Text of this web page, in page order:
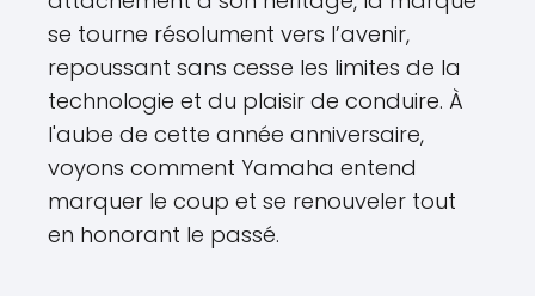
se tourne résolument vers l’avenir,
repoussant sans cesse les limites de la
technologie et du plaisir de conduire. À
l'aube de cette année anniversaire,
voyons comment Yamaha entend
marquer le coup et se renouveler tout
en honorant le passé.